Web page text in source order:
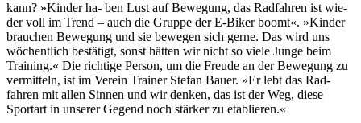
kann? »Kinder ha- ben Lust auf Bewegung, das Radfahren ist wie-
der voll im Trend – auch die Gruppe der E-Biker boomt«. »Kinder
brauchen Bewegung und sie bewegen sich gerne. Das wird uns
wöchentlich bestätigt, sonst hätten wir nicht so viele Junge beim
Training.« Die richtige Person, um die Freude an der Bewegung zu
vermitteln, ist im Verein Trainer Stefan Bauer. »Er lebt das Rad-
fahren mit allen Sinnen und wir denken, das ist der Weg, diese
Sportart in unserer Gegend noch stärker zu etablieren.«